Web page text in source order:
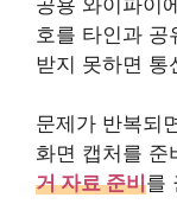
호를 타인과 공
받지 못하면 통
문제가 반복되
화면 캡처를 준
거 자료 준비를